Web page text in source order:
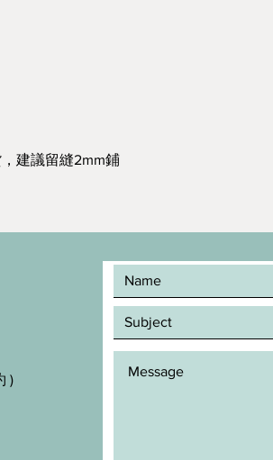
建議留縫2mm鋪
)